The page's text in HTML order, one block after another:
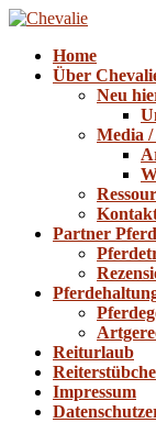
Home
Über
Neu
Media /
Partner Pferd
Reiturlaub
Impressum